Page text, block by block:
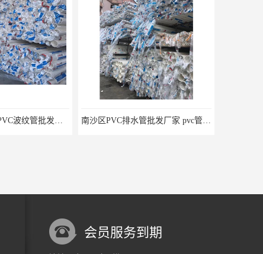
广州黄埔区联塑PVC波纹管批发价格 pvc管50mm 欢迎电话咨询 量多价优 南沙区PVC排水管批发厂家 pvc管排水 欢迎电话咨询 量多价优
会员服务到期